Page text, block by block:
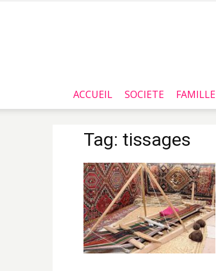
ACCUEIL SOCIETE FAMILLE
Tag: tissages